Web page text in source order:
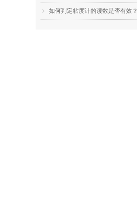
ꁇ 如何判定粘度计的读数是否有效？